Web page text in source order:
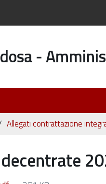
-
Allegati contrattazione